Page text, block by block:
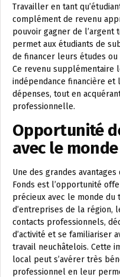
Travailler en tant
complément de revenu
pouvoir gagner de l’argent
permet aux étudiants de
de financer leurs études ou
Ce revenu supplémentaire
indépendance financière et
dépenses, tout en
professionnelle.
Opportunité
avec le
Une des grandes avantages
Fonds est l’opportunité
précieux avec le monde du
d’entreprises de la région,
contacts professionnels,
d’activité et se familiariser
travail neuchâtelois. Cette
local peut s’avérer très
professionnel en leur